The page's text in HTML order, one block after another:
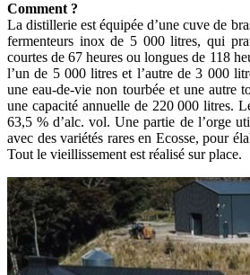
Comment ?
La distillerie est équipée d’une cuve de
fermenteurs inox de 5 000 litres, qui
courtes de 67 heures ou longues de 118
l’un de 5 000 litres et l’autre de 3 000
une eau-de-vie non tourbée et une autre
une capacité annuelle de 220 000 litres.
63,5 % d’alc. vol. Une partie de l’orge
avec des variétés rares en Ecosse, pour
Tout le vieillissement est réalisé sur place.